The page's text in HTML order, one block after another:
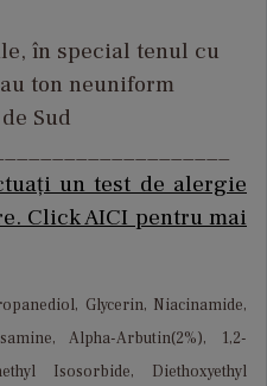
în special tenul cu
ton neuniform
Sud
un test de alergie
Click AICI pentru mai
Glycerin, Niacinamide,
Alpha-Arbutin(2%), 1,2-
Isosorbide, Diethoxyethyl